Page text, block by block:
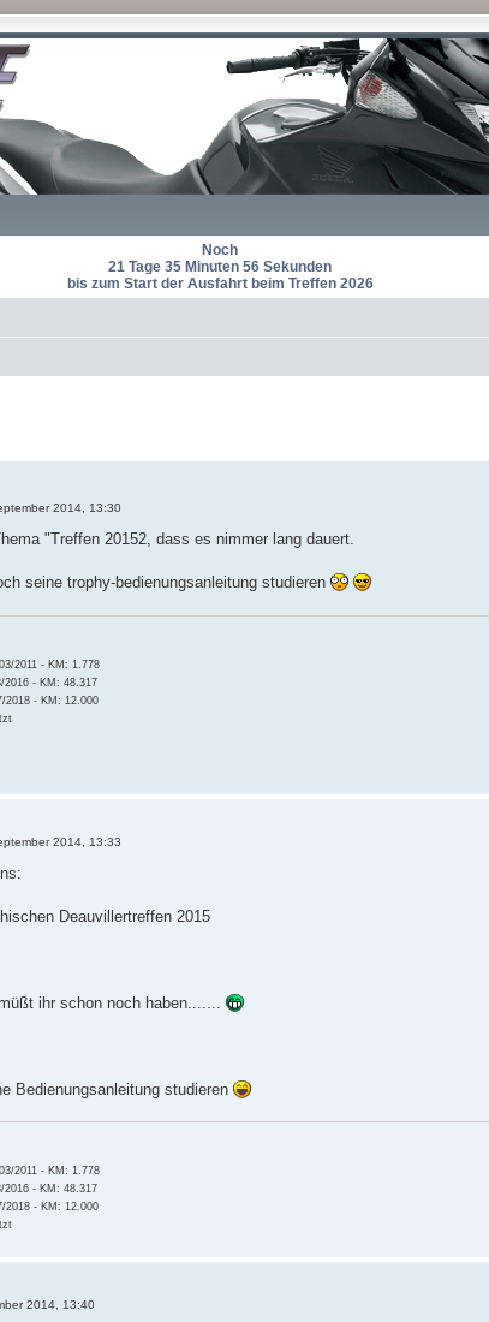
Noch
21 Tage 35 Minuten 55 Sekunden
bis zum Start der Ausfahrt beim Treffen 2026
2014, 13:30
"Treffen 20152, dass es nimmer lang dauert.
seine trophy-bedienungsanleitung studieren
2011 - KM: 1.778
2016 - KM: 48.317
2018 - KM: 12.000
2014, 13:33
Deauvillertreffen 2015
ihr schon noch haben.......
Bedienungsanleitung studieren
2011 - KM: 1.778
2016 - KM: 48.317
2018 - KM: 12.000
2014, 13:40